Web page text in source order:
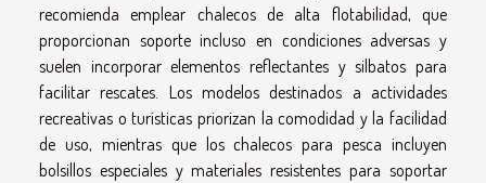
recomienda emplear chalecos de alta flotabilidad, que
proporcionan soporte incluso en condiciones adversas y
suelen incorporar elementos reflectantes y silbatos para
facilitar rescates. Los modelos destinados a actividades
recreativas o turísticas priorizan la comodidad y la facilidad
de uso, mientras que los chalecos para pesca incluyen
bolsillos especiales y materiales resistentes para soportar